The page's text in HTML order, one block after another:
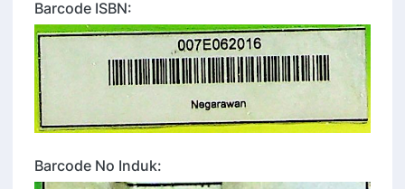
Barcode ISBN:
Barcode No Induk: